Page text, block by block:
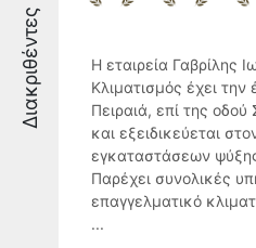
Διακριθέντες
Η εταιρεία Γαβρίλης
Κλιματισμός έχει την
Πειραιά, επί της
και εξειδικεύεται
εγκαταστάσεων
Παρέχει συνολικές
επαγγελματικό
...